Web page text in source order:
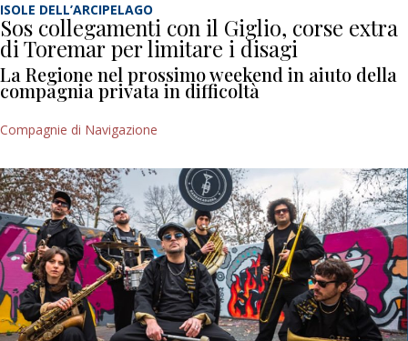
ISOLE DELL’ARCIPELAGO
Sos collegamenti con il Giglio, corse extra
di Toremar per limitare i disagi
La Regione nel prossimo weekend in aiuto della
compagnia privata in difficoltà
Compagnie di Navigazione